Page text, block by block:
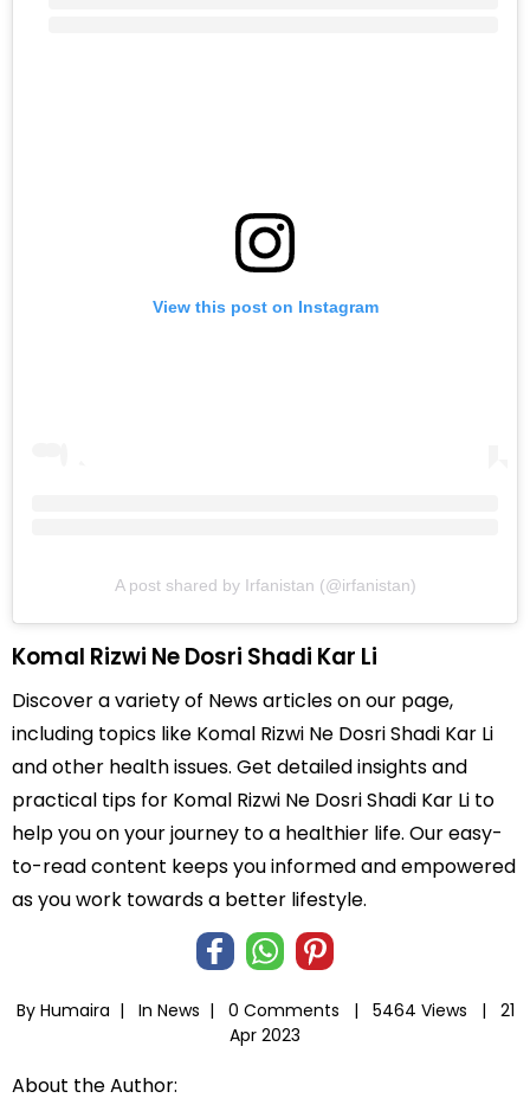
View this post on Instagram
A post shared by Irfanistan (@irfanistan)
Komal Rizwi Ne Dosri Shadi Kar Li
Discover a variety of News articles on our page,
including topics like Komal Rizwi Ne Dosri Shadi Kar Li
and other health issues. Get detailed insights and
practical tips for Komal Rizwi Ne Dosri Shadi Kar Li to
help you on your journey to a healthier life. Our easy-
to-read content keeps you informed and empowered
as you work towards a better lifestyle.
By Humaira | In News | 0 Comments | 5464 Views |
21
Apr 2023
About the Author: